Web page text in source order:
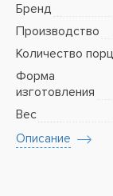
Бренд
Производство
Количество
Форма
изготовления
Вес
Описание